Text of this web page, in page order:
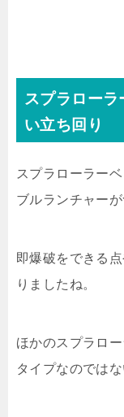
スプラロー
い立ち回り
スプラローラー
ブルランチャーが
即爆破をできる
りましたね。
ほかのスプラロ
タイプなのではな